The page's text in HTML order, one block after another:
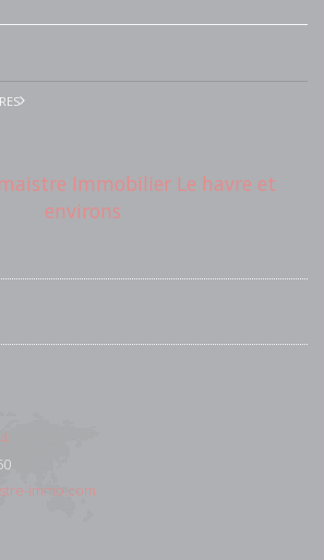
Immobilier Le havre et
environs
immo.com